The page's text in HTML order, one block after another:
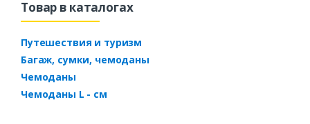
Товар в каталогах
Путешествия и туризм
Багаж, сумки, чемоданы
Чемоданы
Чемоданы L - см